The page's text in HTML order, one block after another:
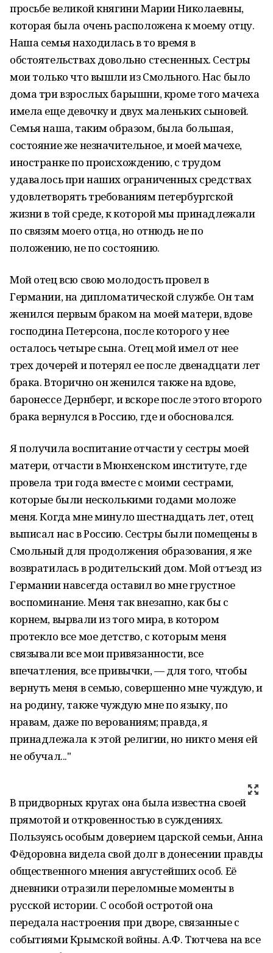
просьбе великой княгини Марии Николаевны,
которая была очень расположена к моему отцу.
Наша семья находилась в то время в
обстоятельствах довольно стесненных. Сестры
мои только что вышли из Смольного. Нас было
дома три взрослых барышни, кроме того мачеха
имела еще девочку и двух маленьких сыновей.
Семья наша, таким образом, была большая,
состояние же незначительное, и моей мачехе,
иностранке по происхождению, с трудом
удавалось при наших ограниченных средствах
удовлетворять требованиям петербургской
жизни в той среде, к которой мы принадлежали
по связям моего отца, но отнюдь не по
положению, не по состоянию.
Мой отец всю свою молодость провел в
Германии, на дипломатической службе. Он там
женился первым браком на моей матери, вдове
господина Петерсона, после которого у нее
осталось четыре сына. Отец мой имел от нее
трех дочерей и потерял ее после двенадцати лет
брака. Вторично он женился также на вдове,
баронессе Дернберг, и вскоре после этого второго
брака вернулся в Россию, где и обосновался.
Я получила воспитание отчасти у сестры моей
матери, отчасти в Мюнхенском институте, где
провела три года вместе с моими сестрами,
которые были несколькими годами моложе
меня. Когда мне минуло шестнадцать лет, отец
выписал нас в Россию. Сестры были помещены в
Смольный для продолжения образования, я же
возвратилась в родительский дом. Мой отъезд из
Германии навсегда оставил во мне грустное
воспоминание. Меня так внезапно, как бы с
корнем, вырвали из того мира, в котором
протекло все мое детство, с которым меня
связывали все мои привязанности, все
впечатления, все привычки, — для того, чтобы
вернуть меня в семью, совершенно мне чуждую, и
на родину, также чуждую мне по языку, по
нравам, даже по верованиям; правда, я
принадлежала к этой религии, но никто меня ей
не обучал..."
В придворных кругах она была известна своей
прямотой и откровенностью в суждениях.
Пользуясь особым доверием царской семьи, Анна
Фёдоровна видела свой долг в донесении правды
общественного мнения августейших особ. Её
дневники отразили переломные моменты в
русской истории. С особой остротой она
передала настроения при дворе, связанные с
событиями Крымской войны. А.Ф. Тютчева на все